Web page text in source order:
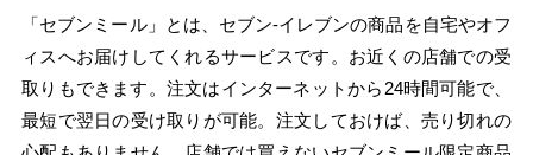
「セブンミール」とは、セブン‐イレブンの商品を自宅やオフ
ィスへお届けしてくれるサービスです。お近くの店舗での受
取りもできます。注文はインターネットから24時間可能で、
最短で翌日の受け取りが可能。注文しておけば、売り切れの